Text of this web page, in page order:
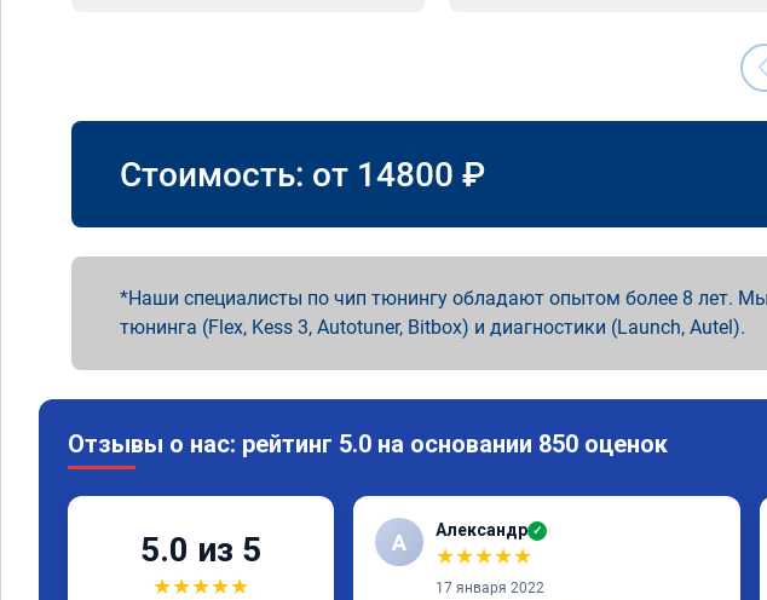
Стоимость: от 14800 ₽
Наши специалисты по чип тюнингу обладают опытом более 8 лет.
тюнинга (Flex, Kess 3, Autotuner, Bitbox) и диагностики (Launch, Autel).
Отзывы о нас: рейтинг 5.0 на основании 850 оценок
5.0 из 5
★★★★★
А Александр ✓
★★★★★
17 января 2022